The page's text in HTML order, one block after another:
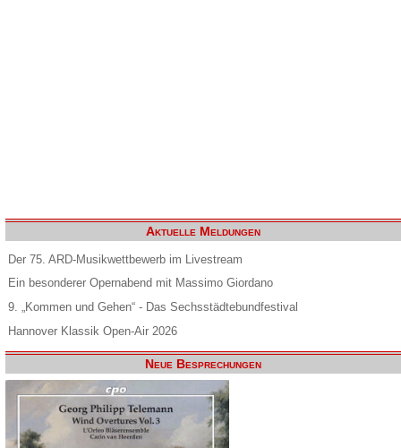
Aktuelle Meldungen
Der 75. ARD-Musikwettbewerb im Livestream
Ein besonderer Opernabend mit Massimo Giordano
9. „Kommen und Gehen“ - Das Sechsstädtebundfestival
Hannover Klassik Open-Air 2026
Neue Besprechungen